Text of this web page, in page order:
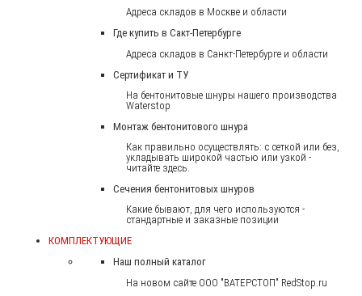
Адреса складов в Москве и области
Где купить в Сакт-Петербурге
Адреса складов в Санкт-Петербурге и области
Сертификат и ТУ
На бентонитовые шнуры нашего производства
Waterstop
Монтаж бентонитового шнура
Как правильно осуществлять: с сеткой или без,
укладывать широкой частью или узкой -
читайте здесь.
Сечения бентонитовых шнуров
Какие бывают, для чего используются -
стандартные и заказные позиции
КОМПЛЕКТУЮЩИЕ
Наш полный каталог
На новом сайте ООО "ВАТЕРСТОП" RedStop.ru